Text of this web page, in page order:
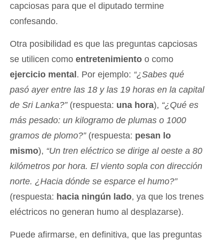
capciosas para que el diputado termine
confesando.
Otra posibilidad es que las preguntas capciosas
se utilicen como entretenimiento o como
ejercicio mental. Por ejemplo: “¿Sabes qué
pasó ayer entre las 18 y las 19 horas en la capital
de Sri Lanka?”(respuesta: una hora), “¿Qué es
más pesado: un kilogramo de plumas o 1000
gramos de plomo?”(respuesta: pesan lo
mismo), “Un tren eléctrico se dirige al oeste a 80
kilómetros por hora. El viento sopla con dirección
norte. ¿Hacia dónde se esparce el humo?”
(respuesta: hacia ningún lado, ya que los trenes
eléctricos no generan humo al desplazarse).
Puede afirmarse, en definitiva, que las preguntas